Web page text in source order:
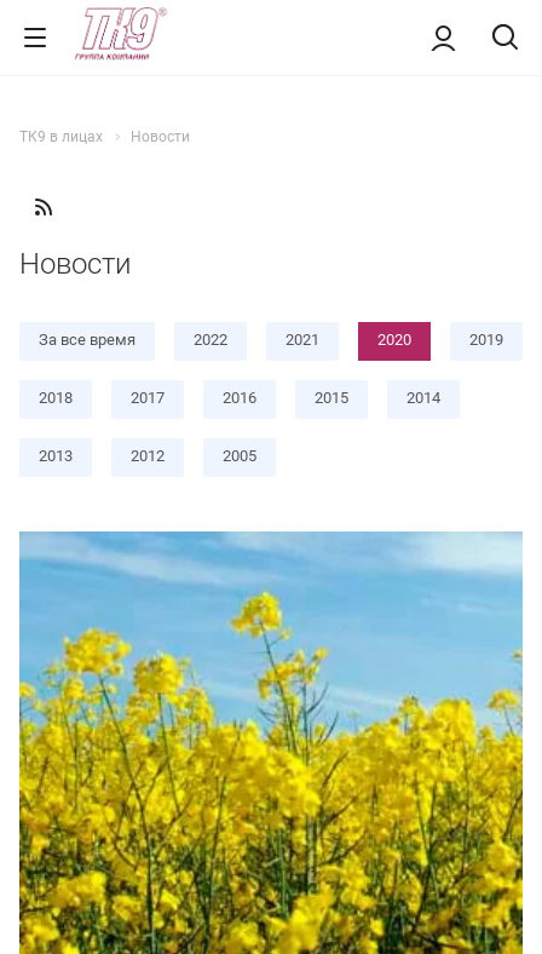
ТК9 в лицах Новости
Новости
За все время 2022 2021 2020 2019
2018 2017 2016 2015 2014
2013 2012 2005